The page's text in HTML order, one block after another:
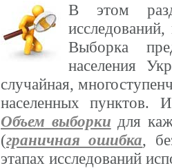
В этом
Выборка
населения
случайная,
населенных пунктов.
Объем выборки для
(граничная ошибка,
этапах исследований